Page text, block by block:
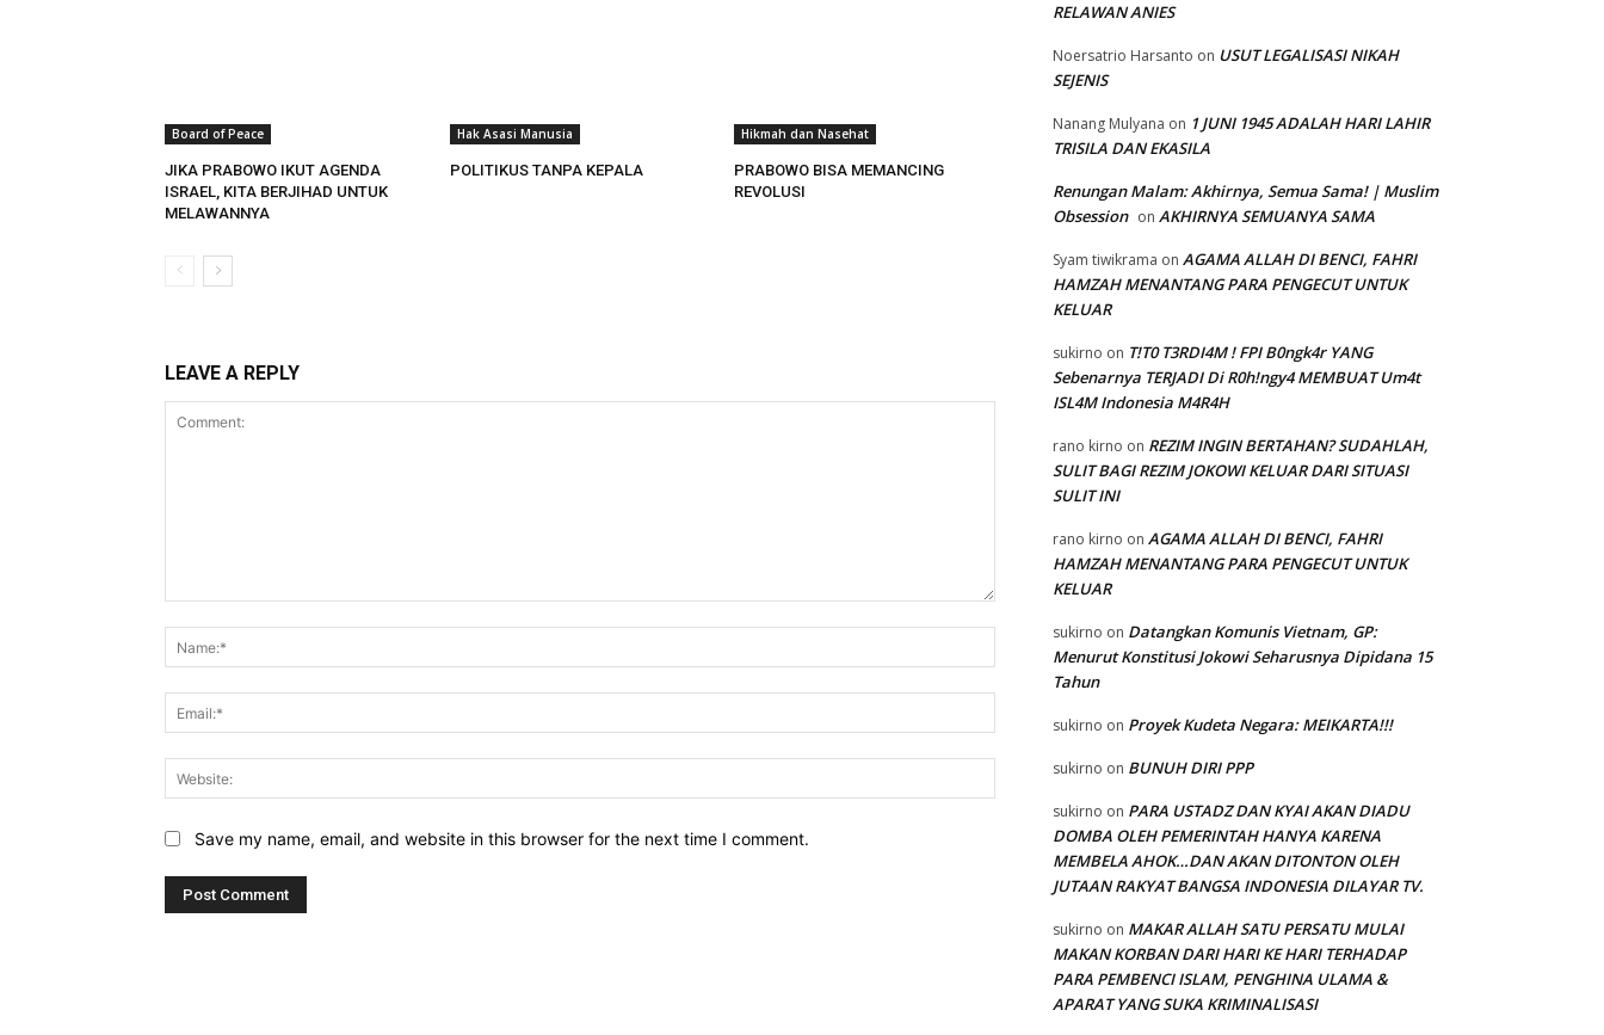
Board of Peace
JIKA PRABOWO IKUT AGENDA
ISRAEL, KITA BERJIHAD UNTUK
MELAWANNYA
Hak Asasi Manusia
POLITIKUS TANPA KEPALA
Hikmah dan Nasehat
PRABOWO BISA MEMANCING
REVOLUSI
LEAVE A REPLY
Website:
Save my name, email, and website in this browser for the next time I comment.
RELAWAN ANIES
Noersatrio Harsanto on USUT LEGALISASI NIKAH
SEJENIS
Nanang Mulyana on 1 JUNI 1945 ADALAH HARI LAHIR
TRISILA DAN EKASILA
Renungan Malam: Akhirnya, Semua Sama! | Muslim
Obsession on AKHIRNYA SEMUANYA SAMA
Syam tiwikrama on AGAMA ALLAH DI BENCI, FAHRI
HAMZAH MENANTANG PARA PENGECUT UNTUK
KELUAR
sukirno on T!T0 T3RDI4M ! FPI B0ngk4r YANG
Sebenarnya TERJADI Di R0h!ngy4 MEMBUAT Um4t
ISL4M Indonesia M4R4H
rano kirno on REZIM INGIN BERTAHAN? SUDAHLAH,
SULIT BAGI REZIM JOKOWI KELUAR DARI SITUASI
SULIT INI
rano kirno on AGAMA ALLAH DI BENCI, FAHRI
HAMZAH MENANTANG PARA PENGECUT UNTUK
KELUAR
sukirno on Datangkan Komunis Vietnam, GP:
Menurut Konstitusi Jokowi Seharusnya Dipidana 15
Tahun
sukirno on Proyek Kudeta Negara: MEIKARTA!!!
sukirno on BUNUH DIRI PPP
sukirno on PARA USTADZ DAN KYAI AKAN DIADU
DOMBA OLEH PEMERINTAH HANYA KARENA
MEMBELA AHOK…DAN AKAN DITONTON OLEH
JUTAAN RAKYAT BANGSA INDONESIA DILAYAR TV.
sukirno on MAKAR ALLAH SATU PERSATU MULAI
MAKAN KORBAN DARI HARI KE HARI TERHADAP
PARA PEMBENCI ISLAM, PENGHINA ULAMA &
APARAT YANG SUKA KRIMINALISASI